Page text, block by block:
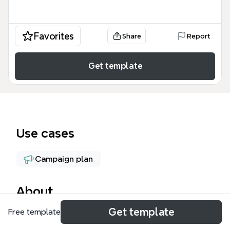
Favorites Share Report
Get template
Use cases
Campaign plan
About
Интенсив «Стресс: Do or Die» шаблон — это
Free template Get template